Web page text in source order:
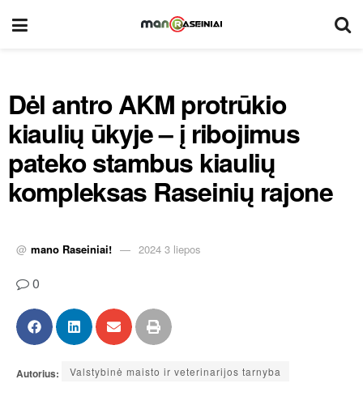
Dėl antro AKM protrūkio
kiaulių ūkyje – į ribojimus
pateko stambus kiaulių
kompleksas Raseinių rajone
@ mano Raseiniai! 2024 3 liepos
0
Autorius: Valstybinė maisto ir veterinarijos tarnyba